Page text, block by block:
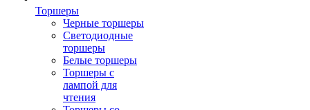
Торшеры
Черные торшеры
Светодиодные
торшеры
Белые торшеры
Торшеры с
лампой для
чтения